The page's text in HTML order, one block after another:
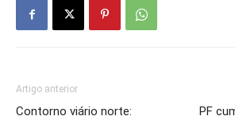
Artigo anterior
Contorno viário norte: PF